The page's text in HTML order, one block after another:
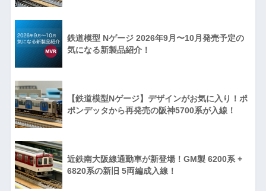
鉄道模型 Nゲージ 2026年9月〜10月発売予定の
気になる新製品紹介！
【鉄道模型Nゲージ】デザインがお気に入り！ポ
ポンデッタから再発売の阪神5700系が入線！
近鉄南大阪線通勤車が新登場！GM製 6200系 +
6820系の新旧 5両編成入線！